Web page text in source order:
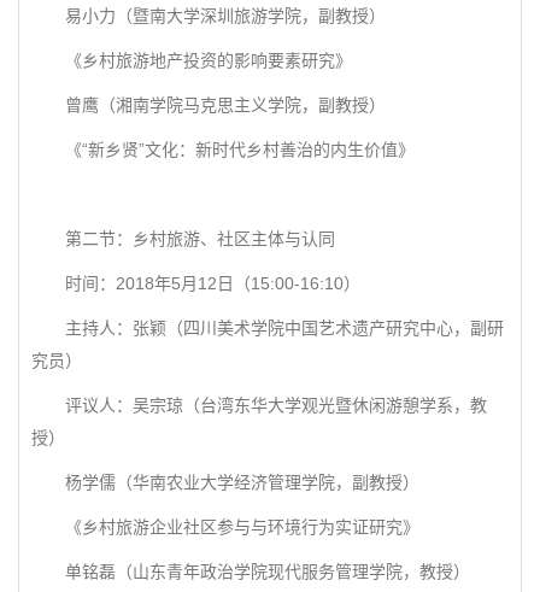
易小力（暨南大学深圳旅游学院，副教授）
《乡村旅游地产投资的影响要素研究》
曾鹰（湘南学院马克思主义学院，副教授）
《“新乡贤”文化：新时代乡村善治的内生价值》
第二节：乡村旅游、社区主体与认同
时间：2018年5月12日（15:00-16:10）
主持人：张颖（四川美术学院中国艺术遗产研究中心，副研
究员）
评议人：吴宗琼（台湾东华大学观光暨休闲游憩学系，教
授）
杨学儒（华南农业大学经济管理学院，副教授）
《乡村旅游企业社区参与与环境行为实证研究》
单铭磊（山东青年政治学院现代服务管理学院，教授）